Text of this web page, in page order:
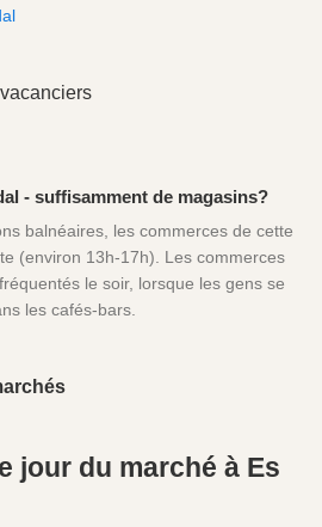
- suffisamment de magasins?
balnéaires, les commerces de cette
(environ 13h-17h). Les commerces
le soir, lorsque les gens se
les cafés-bars.
jour du marché à Es